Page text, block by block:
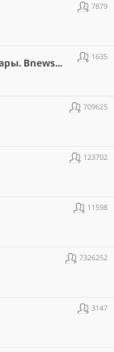
7879
Бүгінгі Қазақстан және әлем жаңалықтары. Bnews.kz
1635
709625
123702
11598
7326252
3147